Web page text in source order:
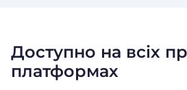
Доступно на всіх
платформах